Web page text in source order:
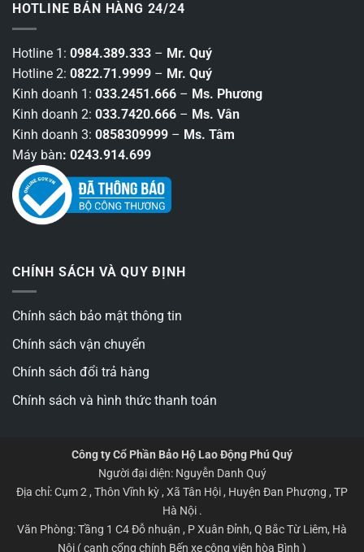
HOTLINE BÁN HÀNG 24/24
Hotline 1: 0984.389.333 – Mr. Quý
Hotline 2: 0822.71.9999 – Mr. Quý
Kinh doanh 1: 033.2451.666 – Ms. Phương
Kinh doanh 2: 033.7420.666 – Ms. Vân
Kinh doanh 3: 0858309999 – Ms. Tâm
Máy bàn: 0243.914.699
CHÍNH SÁCH VÀ QUY ĐỊNH
Chính sách bảo mật thông tin
Chính sách vận chuyển
Chính sách đổi trả hàng
Chính sách và hình thức thanh toán
Công ty Cổ Phần Bảo Hộ Lao Động Phú Quý
Người đại diện: Nguyễn Danh Quý
Địa chỉ: Cụm 2 , Thôn Vĩnh kỳ , Xã Tân Hội , Huyện Đan Phượng , TP
Hà Nội .
Văn Phòng: Tầng 1 C4 Đỗ nhuận , P Xuân Đỉnh, Q Bắc Từ Liêm, Hà
Nội ( cạnh cổng chính Bến xe công viên hòa Bình )